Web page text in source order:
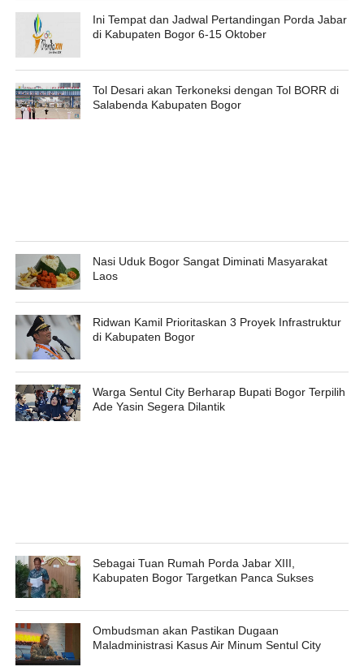
Ini Tempat dan Jadwal Pertandingan Porda Jabar
di Kabupaten Bogor 6-15 Oktober
Tol Desari akan Terkoneksi dengan Tol BORR di
Salabenda Kabupaten Bogor
Nasi Uduk Bogor Sangat Diminati Masyarakat
Laos
Ridwan Kamil Prioritaskan 3 Proyek Infrastruktur
di Kabupaten Bogor
Warga Sentul City Berharap Bupati Bogor Terpilih
Ade Yasin Segera Dilantik
Sebagai Tuan Rumah Porda Jabar XIII,
Kabupaten Bogor Targetkan Panca Sukses
Ombudsman akan Pastikan Dugaan
Maladministrasi Kasus Air Minum Sentul City